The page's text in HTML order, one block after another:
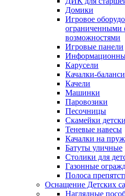
Домики
Игровое
ограниченными
возможностями
Игровые панели
Карусели
Качалки-
Качели
Машинки
Паровозики
Песочницы
Скамейки
Теневые навесы
Качалки на
Батуты уличные
Столики для
Газонные
Полоса
Оснащение Детских
Наглядные